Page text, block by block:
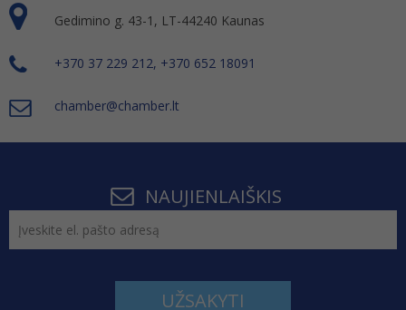
Gedimino g. 43-1, LT-44240 Kaunas
+370 37 229 212, +370 652 18091
chamber@chamber.lt
NAUJIENLAIŠKIS
UŽSAKYTI